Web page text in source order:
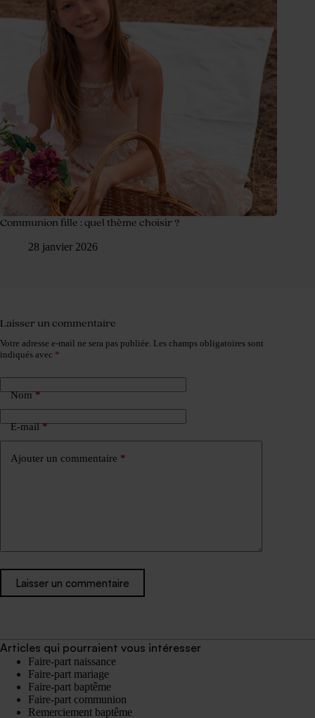
Communion fille : quel thème choisir ?
28 janvier 2026
Laisser un commentaire
Votre adresse e-mail ne sera pas publiée. Les champs obligatoires sont
indiqués avec *
Nom*
E-mail*
Ajouter un commentaire *
Laisser un commentaire
Articles qui pourraient vous intéresser
Faire-part naissance
Faire-part mariage
Faire-part baptême
Faire-part communion
Remerciement baptême